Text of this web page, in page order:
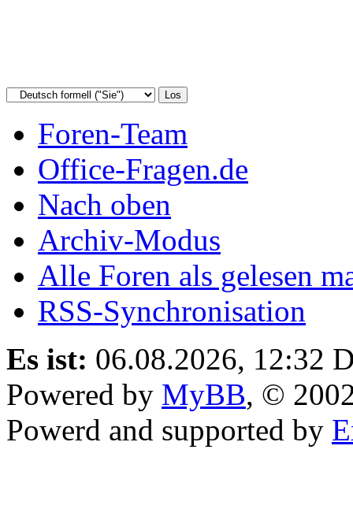
Foren-Team
Office-Fragen.de
Nach oben
Archiv-Modus
Alle Foren als gelesen
RSS-Synchronisation
Es ist: 06.08.2026, 12:32
Powered by MyBB, ©
Powerd and supported by